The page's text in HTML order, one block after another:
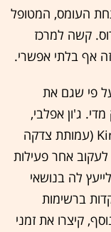
העומס, המטופל
קשה למרכז
אף בלתי אפשרי.
פי שגם את
ג'ון אפלבי,
הכלכלן הראשי בקרן הצדקה King's Fund (עמותת צדקה
1897 ושתפקידה לעקוב אחר פעילות
לה בנושאי
ברשימות
קיצרו את זמני